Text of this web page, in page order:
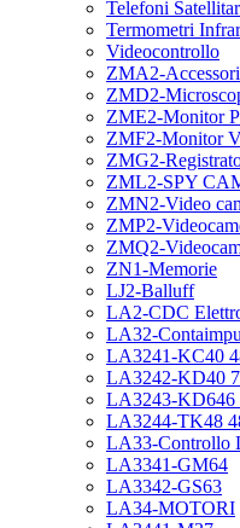
Telefoni
Termometri
Videocontrollo
ZMA2-
ZMD2-
ZME2-Monitor
ZMF2-Monitor
ZMG2-
ZML2-SPY
ZMN2-Video
ZMP2-
ZMQ2-
ZN1-Memorie
LJ2-Balluff
LA2-CDC
LA32-
LA3241-KC40
LA3242-KD40
LA3243-KD646
LA3244-TK48
LA33-Controllo
LA3341-GM64
LA3342-GS63
LA34-MOTORI